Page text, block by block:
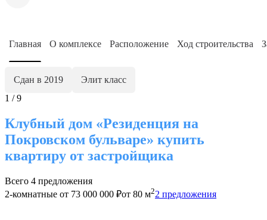
Главная О комплексе Расположение Ход строительства
Сдан в 2019
Элит класс
1 / 9
Клубный дом «Резиденция на
Покровском бульваре» купить
квартиру от застройщика
Всего 4 предложения
2-комнатные от 73 000 000 ₽от 80 м22 предложения